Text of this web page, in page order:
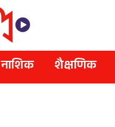
नाशिक शैक्षणिक